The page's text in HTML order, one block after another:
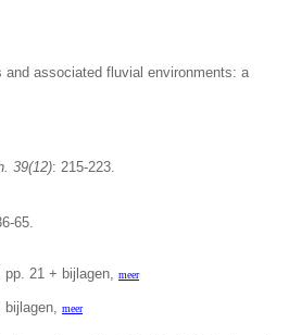
and associated fluvial environments: a
39(12): 215-223.
65.
pp. 21 + bijlagen, meer
meer